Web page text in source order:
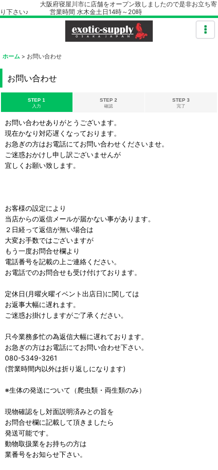
大阪府寝屋川市に店舗をオープン致しましたので是非お立ち寄
り下さい♪ 営業時間 水木金土日14時～20時
ホーム > お問い合わせ
お問い合わせ
STEP 1
入力
STEP 2
確認
STEP 3
完了
お問い合わせありがとうございます。
現在かなり対応遅くなっております。
お急ぎの方はお電話にてお問い合わせくださいませ。
ご迷惑おかけし申し訳ございませんが
宜しくお願い致します。
お客様の設定により
当店からの返信メールが届かない事があります。
２日経って返信が無い場合は
大変お手数ではございますが
もう一度お問合せ欄より
電話番号を記載の上ご連絡ください。
お電話でのお問合せも受け付けております。
定休日(月曜火曜イベント出店日)に関しては
お返事大幅に遅れます。
ご迷惑お掛けしますがご了承ください。
只今業務多忙の為返信大幅に遅れております。
お急ぎの方はお電話にてお問い合わせ下さい。
080-5349-3261
(営業時間内以外は折り返しになります)
※生体の発送について（爬虫類・両生類のみ）
現物確認をし対面説明済みとの旨を
お問合せ欄に記載して頂きましたら
発送可能です。
動物取扱業をお持ちの方は
業番号をお知らせ下さい。